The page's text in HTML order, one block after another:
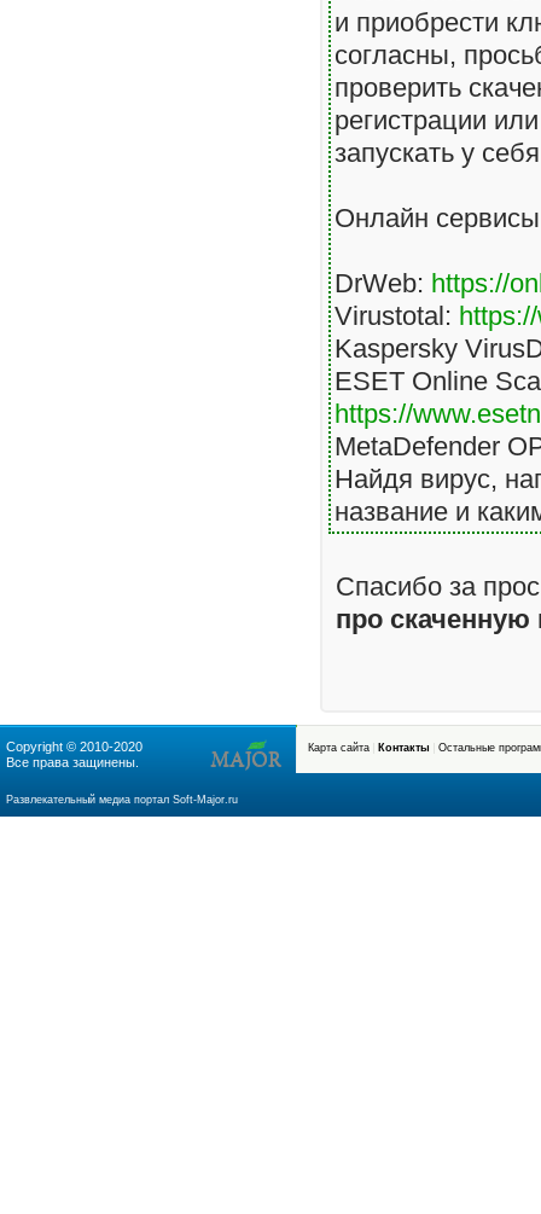
и приобрести
согласны,
проверить
регистрации
запускать у
Онлайн
DrWeb: https://
Virustotal:
Kaspersky
ESET Online
https://
MetaDefender
Найдя вирус,
название и
Спасибо за
про
Copyright © 2010-2020
Все права защинены.
Развлекательный медиа портал Soft-Major.ru
Карта сайта Контакты Остальные